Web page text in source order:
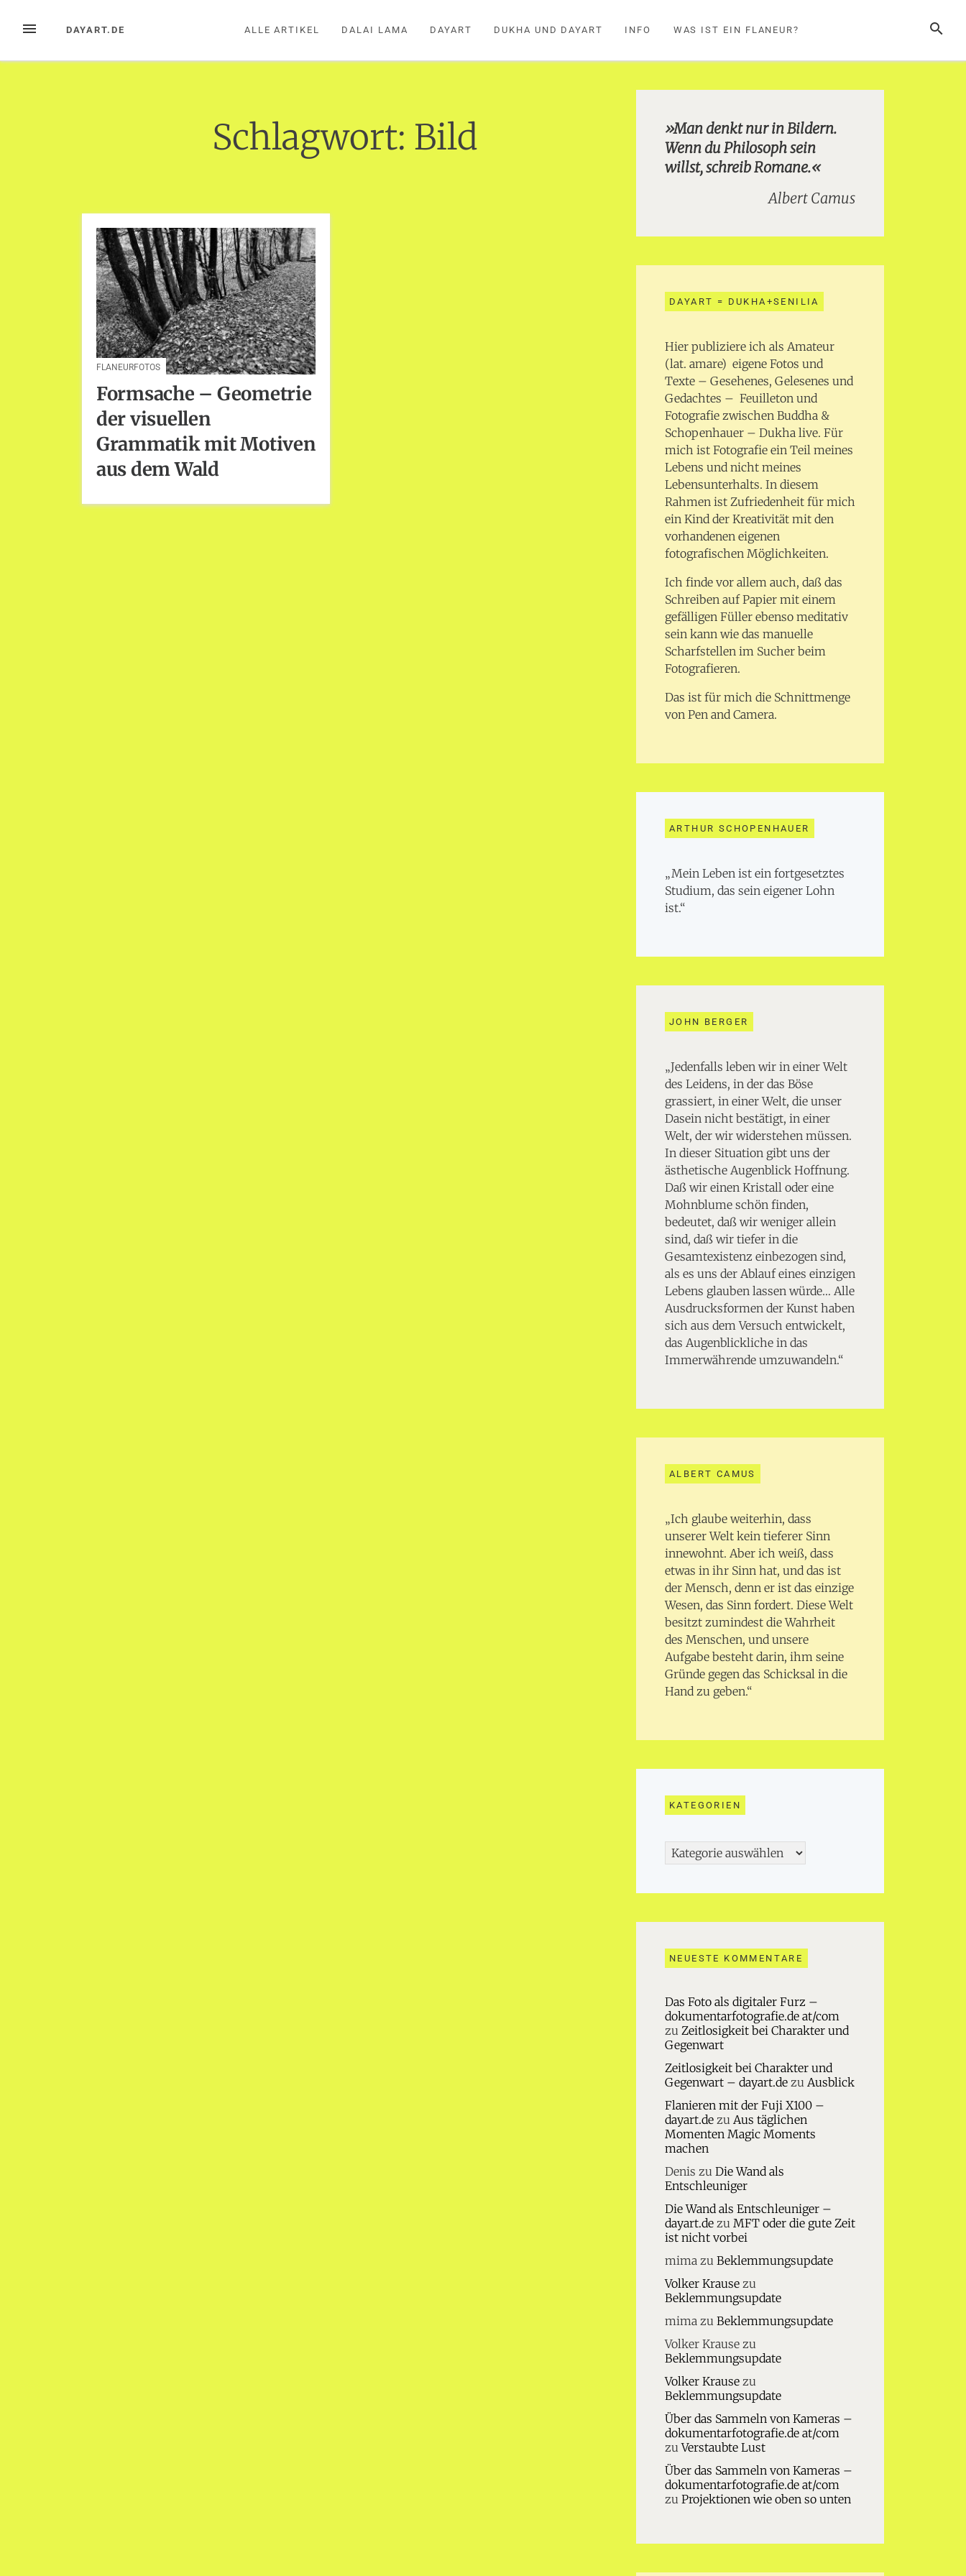
InhaltMENÜ SUCHE
DAYART.DE ALLE ARTIKEL DALAI LAMA DAYART DUKHA UND DAYART INFO WAS IST EIN FLANEUR?
Schlagwort: Bild
FLANEURFOTOS
Formsache – Geometrie
der visuellen
Grammatik mit Motiven
aus dem Wald
»Man denkt nur in Bildern.
Wenn du Philosoph sein
willst, schreib Romane.«
Albert Camus
DAYART = DUKHA+SENILIA
Hier publiziere ich als Amateur
(lat. amare) eigene Fotos und
Texte – Gesehenes, Gelesenes und
Gedachtes – Feuilleton und
Fotografie zwischen Buddha &
Schopenhauer – Dukha live. Für
mich ist Fotografie ein Teil meines
Lebens und nicht meines
Lebensunterhalts. In diesem
Rahmen ist Zufriedenheit für mich
ein Kind der Kreativität mit den
vorhandenen eigenen
fotografischen Möglichkeiten.
Ich finde vor allem auch, daß das
Schreiben auf Papier mit einem
gefälligen Füller ebenso meditativ
sein kann wie das manuelle
Scharfstellen im Sucher beim
Fotografieren.
Das ist für mich die Schnittmenge
von Pen and Camera.
ARTHUR SCHOPENHAUER
„Mein Leben ist ein fortgesetztes
Studium, das sein eigener Lohn
ist.“
JOHN BERGER
„Jedenfalls leben wir in einer Welt
des Leidens, in der das Böse
grassiert, in einer Welt, die unser
Dasein nicht bestätigt, in einer
Welt, der wir widerstehen müssen.
In dieser Situation gibt uns der
ästhetische Augenblick Hoffnung.
Daß wir einen Kristall oder eine
Mohnblume schön finden,
bedeutet, daß wir weniger allein
sind, daß wir tiefer in die
Gesamtexistenz einbezogen sind,
als es uns der Ablauf eines einzigen
Lebens glauben lassen würde… Alle
Ausdrucksformen der Kunst haben
sich aus dem Versuch entwickelt,
das Augenblickliche in das
Immerwährende umzuwandeln.“
ALBERT CAMUS
„Ich glaube weiterhin, dass
unserer Welt kein tieferer Sinn
innewohnt. Aber ich weiß, dass
etwas in ihr Sinn hat, und das ist
der Mensch, denn er ist das einzige
Wesen, das Sinn fordert. Diese Welt
besitzt zumindest die Wahrheit
des Menschen, und unsere
Aufgabe besteht darin, ihm seine
Gründe gegen das Schicksal in die
Hand zu geben.“
KATEGORIEN
Kategorien
NEUESTE KOMMENTARE
Das Foto als digitaler Furz –
dokumentarfotografie.de at/com
zu Zeitlosigkeit bei Charakter und
Gegenwart
Zeitlosigkeit bei Charakter und
Gegenwart – dayart.dezu Ausblick
Flanieren mit der Fuji X100 –
dayart.dezu Aus täglichen
Momenten Magic Moments
machen
Denis zu Die Wand als
Entschleuniger
Die Wand als Entschleuniger –
dayart.dezu MFT oder die gute Zeit
ist nicht vorbei
mimazu Beklemmungsupdate
Volker Krausezu
Beklemmungsupdate
mimazu Beklemmungsupdate
Volker Krausezu
Beklemmungsupdate
Volker Krausezu
Beklemmungsupdate
Über das Sammeln von Kameras –
dokumentarfotografie.de at/com
zuVerstaubte Lust
Über das Sammeln von Kameras –
dokumentarfotografie.de at/com
zu Projektionen wie oben so unten